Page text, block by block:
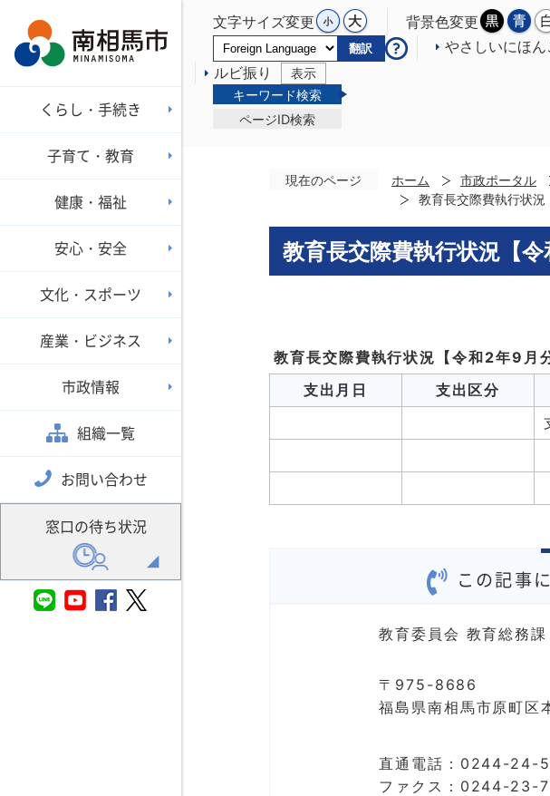
文字サイズ変更 背景色変更
翻訳 やさしいにほん
ルビ振り
表示
キーワード検索
ページID検索
くらし・手続き
子育て・教育
健康・福祉
安心・安全
文化・スポーツ
産業・ビジネス
市政情報
組織一覧
お問い合わせ
窓口の待ち状況
現在のページ ホーム 市政ポータル
教育長交際費執行状況
教育長交際費執行状況【令
教育長交際費執行状況【令和2年9月
支出月日
支出区分
この記事
教育委員会 教育総務
〒975-8686
福島県南相馬市原町区
直通電話：0244-24-
ファクス：0244-23-